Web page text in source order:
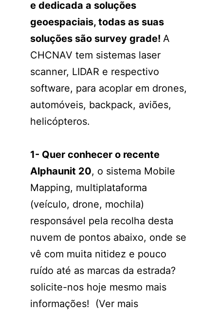
e dedicada a soluções
geoespaciais, todas as suas
soluções são survey grade! A
CHCNAV tem sistemas laser
scanner, LIDAR e respectivo
software, para acoplar em drones,
automóveis, backpack, aviões,
helicópteros.
1- Quer conhecer o recente
Alphaunit 20, o sistema Mobile
Mapping, multiplataforma
(veículo, drone, mochila)
responsável pela recolha desta
nuvem de pontos abaixo, onde se
vê com muita nitidez e pouco
ruído até as marcas da estrada?
solicite-nos hoje mesmo mais
informações! (Ver mais